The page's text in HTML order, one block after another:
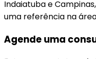
Indaiatuba e
uma referência na
Agende uma